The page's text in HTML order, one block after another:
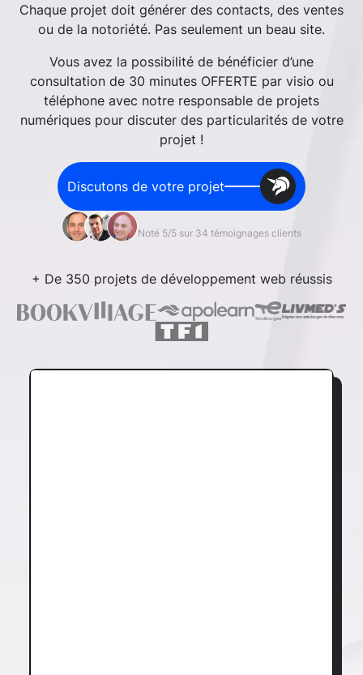
Chaque projet doit générer des contacts, des ventes
ou de la notoriété. Pas seulement un beau site.
Vous avez la possibilité de bénéficier d’une
consultation de 30 minutes OFFERTE par visio ou
téléphone avec notre responsable de projets
numériques pour discuter des particularités de votre
projet !
Discutons de votre projet
Noté 5/5 sur 34 témoignages clients
+ De 350 projets de développement web réussis